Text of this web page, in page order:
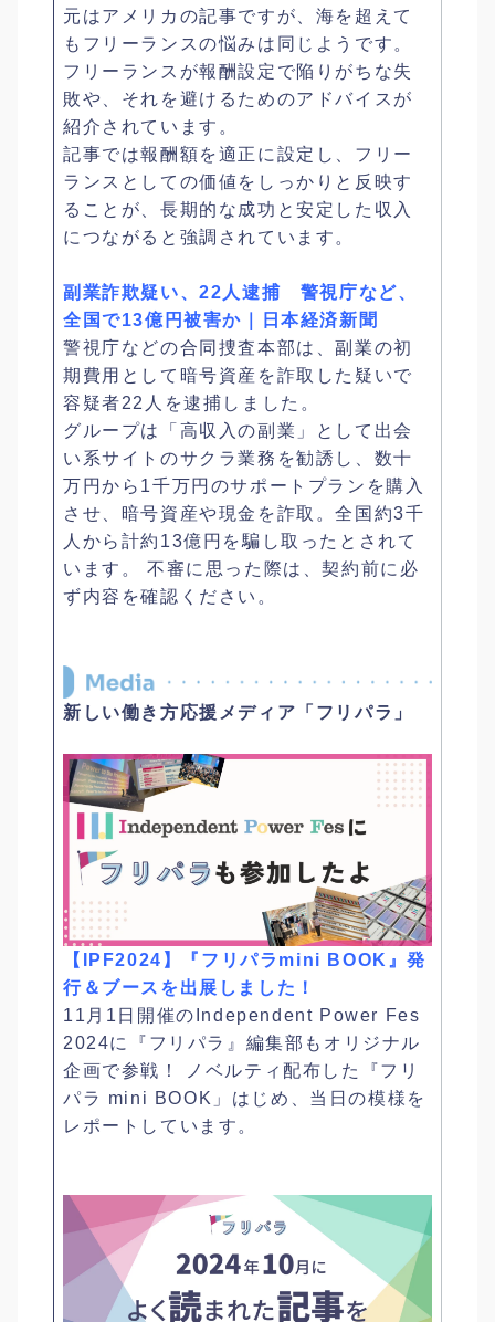
元はアメリカの記事ですが、海を超えて
もフリーランスの悩みは同じようです。
フリーランスが報酬設定で陥りがちな失
敗や、それを避けるためのアドバイスが
紹介されています。
記事では報酬額を適正に設定し、フリー
ランスとしての価値をしっかりと反映す
ることが、長期的な成功と安定した収入
につながると強調されています。
副業詐欺疑い、22人逮捕 警視庁など、
全国で13億円被害か｜日本経済新聞
警視庁などの合同捜査本部は、副業の初
期費用として暗号資産を詐取した疑いで
容疑者22人を逮捕しました。
グループは「高収入の副業」として出会
い系サイトのサクラ業務を勧誘し、数十
万円から1千万円のサポートプランを購入
させ、暗号資産や現金を詐取。全国約3千
人から計約13億円を騙し取ったとされて
います。 不審に思った際は、契約前に必
ず内容を確認ください。
新しい働き方応援メディア「フリパラ」
【IPF2024】『フリパラmini BOOK』発
行＆ブースを出展しました！
11月1日開催のIndependent Power Fes
2024に『フリパラ』編集部もオリジナル
企画で参戦！ ノベルティ配布した『フリ
パラ mini BOOK」はじめ、当日の模様を
レポートしています。